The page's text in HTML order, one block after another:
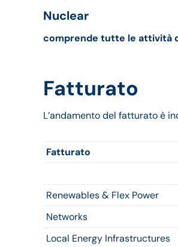
Nuclear
comprende tutte le attività
Fatturato
L’andamento del fatturato è
Fatturato
Renewables & Flex Power
Networks
Local Energy Infrastructures